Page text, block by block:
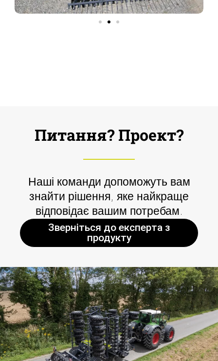
Питання? Проект?
Наші команди допоможуть вам
знайти рішення, яке найкраще
відповідає вашим потребам.
Зверніться до експерта з
продукту